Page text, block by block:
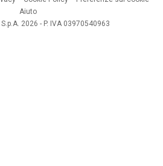
Aiuto
2026 - P. IVA 03970540963